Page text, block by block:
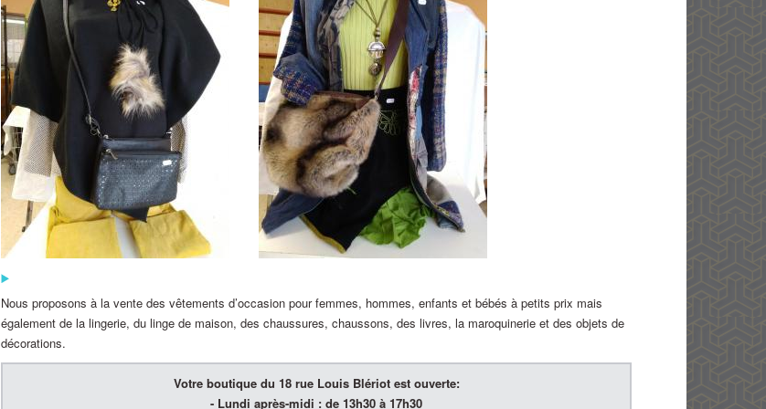
Nous proposons à la vente des vêtements d’occasion pour femmes, hommes, enfants et bébés à petits prix mais
également de la lingerie, du linge de maison, des chaussures, chaussons, des livres, la maroquinerie et des objets de
décorations.
Votre boutique du 18 rue Louis Blériot est ouverte:
- Lundi après-midi : de 13h30 à 17h30